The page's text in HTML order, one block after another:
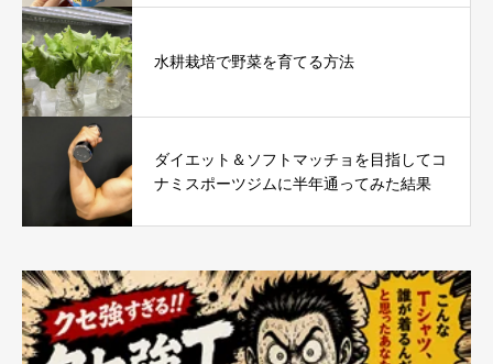
水耕栽培で野菜を育てる方法
ダイエット＆ソフトマッチョを目指してコ
ナミスポーツジムに半年通ってみた結果